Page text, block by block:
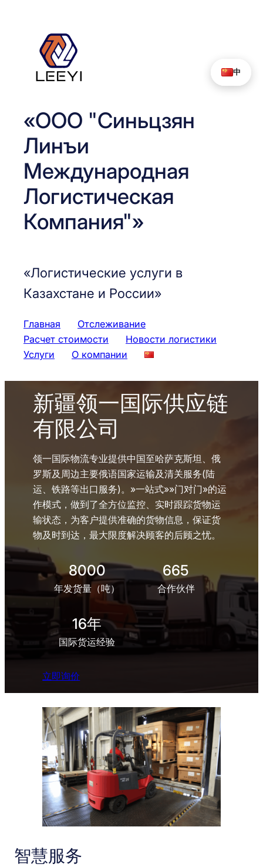
содержимому
«ООО "Синьцзян
Линъи
Международная
Логистическая
Компания"»
«Логистические услуги в
Казахстане и России»
Главная
Отслеживание
Расчет стоимости
Новости логистики
Услуги
О компании
新疆领一国际供应链
有限公司
领一国际物流专业提供中国至哈萨克斯坦、俄
罗斯及周边主要俄语国家运输及清关服务(陆
运、铁路等出口服务)。»一站式»»门对门»的运
作模式，做到了全方位监控、实时跟踪货物运
输状态，为客户提供准确的货物信息，保证货
物及时到达，最大限度解决顾客的后顾之忧。
8000
年发货量（吨）
665
合作伙伴
16年
国际货运经验
立即询价
智慧服务
中